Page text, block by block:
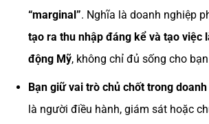
“marginal”. Nghĩa là doanh nghiệp
tạo ra thu nhập đáng kể và tạo việc
động Mỹ, không chỉ đủ sống cho
Bạn giữ vai trò chủ chốt trong
là người điều hành, giám sát hoặc